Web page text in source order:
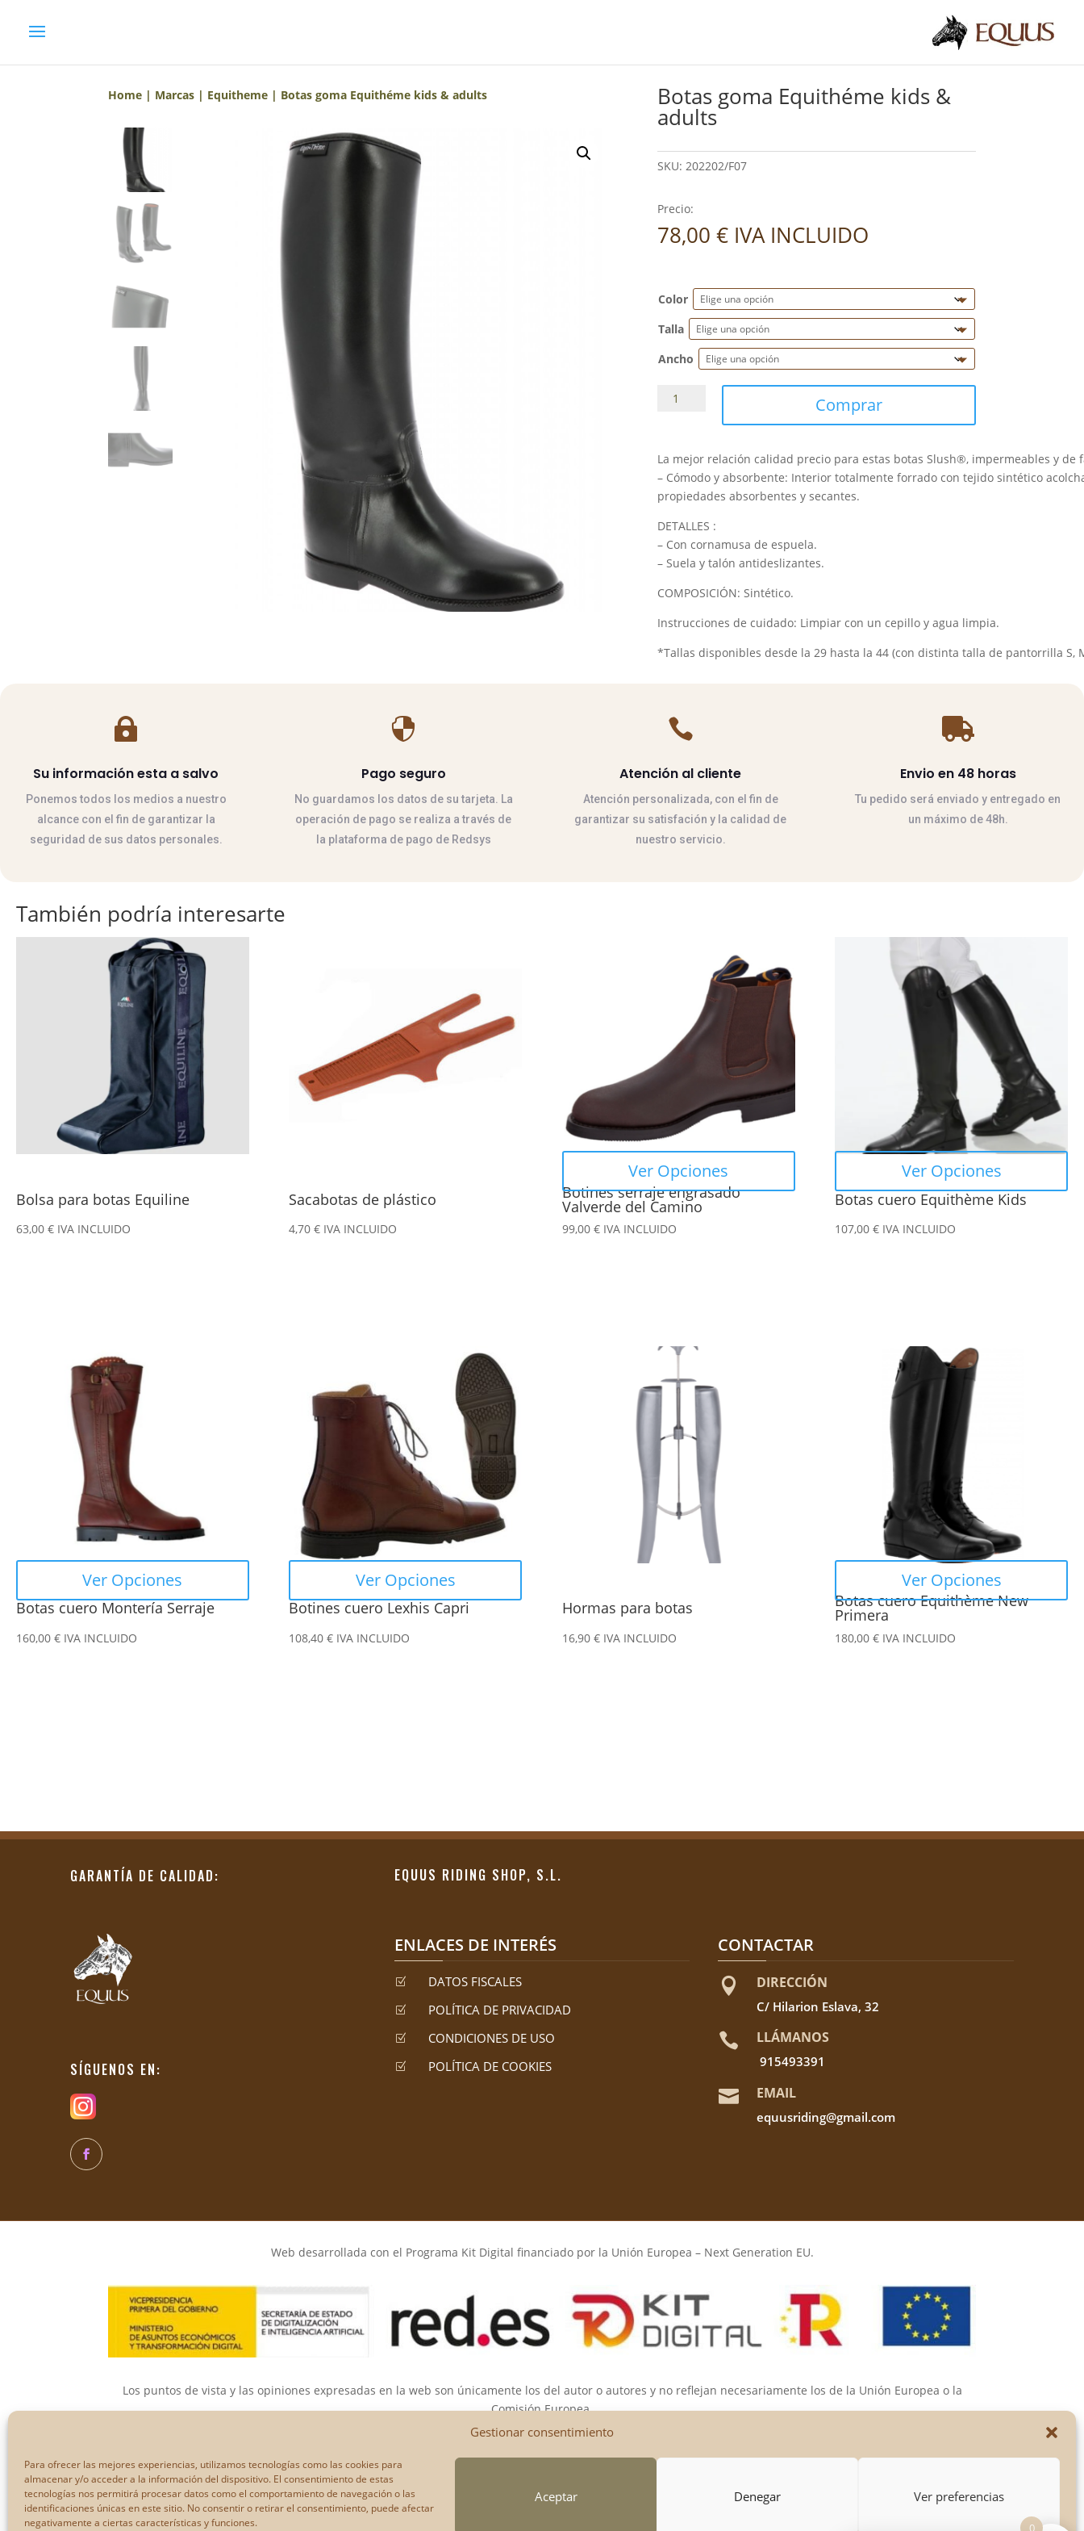
Gestionar consentimiento
Para ofrecer las mejores experiencias, utilizamos tecnologías como las cookies para
almacenar y/o acceder a la información del dispositivo. El consentimiento de estas
tecnologías nos permitirá procesar datos como el comportamiento de navegación o las
identificaciones únicas en este sitio. No consentir o retirar el consentimiento, puede afectar
negativamente a ciertas características y funciones.
Aceptar Denegar Ver preferencias
Home | Marcas | Equitheme | Botas goma Equithéme kids & adults Botas goma Equithéme kids &
adults
SKU: 202202/F07
Precio:
78,00 € IVA INCLUIDO
Color
Talla
Ancho
Botas
&
adults
cantidad
Comprar
La mejor relación calidad precio para estas botas Slush®, impermeables y de
– Cómodo y absorbente: Interior totalmente forrado con tejido sintético
propiedades absorbentes y secantes.
DETALLES :
– Con cornamusa de espuela.
– Suela y talón antideslizantes.
COMPOSICIÓN: Sintético.
Instrucciones de cuidado: Limpiar con un cepillo y agua limpia.
*Tallas disponibles desde la 29 hasta la 44 (con distinta talla de pantorrilla S,

Su información esta a salvo
Ponemos todos los medios a nuestro
alcance con el fin de garantizar la
seguridad de sus datos personales.

Pago seguro
No guardamos los datos de su tarjeta. La
operación de pago se realiza a través de
la plataforma de pago de Redsys

Atención al cliente
Atención personalizada, con el fin de
garantizar su satisfación y la calidad de
nuestro servicio.

Envio en 48 horas
Tu pedido será enviado y entregado en
un máximo de 48h.
También podría interesarte
Bolsa para botas Equiline
63,00 € IVA INCLUIDO
Sacabotas de plástico
4,70€ IVA INCLUIDO
Botines serraje engrasado
Valverde del Camino
99,00 € IVA INCLUIDO
Ver Opciones
pueden
elegir
en
página
Botas cuero Equithème Kids
107,00€ IVA INCLUIDO
Ver Opciones
en
página
Botas cuero Montería Serraje
160,00 € IVA INCLUIDO
Ver Opciones
en
página
Botines cuero Lexhis Capri
108,40€ IVA INCLUIDO
Ver Opciones
tiene
múltiples
variantes.
opciones
pueden
elegir
en
página
Hormas para botas
16,90 € IVA INCLUIDO
Botas cuero Equithème New
Primera
180,00€ IVA INCLUIDO
Ver Opciones
en
página
GARANTÍA DE CALIDAD:
SÍGUENOS EN:
EQUUS RIDING SHOP, S.L.
ENLACES DE INTERÉS
Z DATOS FISCALES
Z POLÍTICA DE PRIVACIDAD
Z CONDICIONES DE USO
Z POLÍTICA DE COOKIES
CONTACTAR
 DIRECCIÓN
C/ Hilarion Eslava, 32
 LLÁMANOS
915493391
 EMAIL
equusriding@gmail.com
Web desarrollada con el Programa Kit Digital financiado por la Unión Europea – Next Generation EU.
Los puntos de vista y las opiniones expresadas en la web son únicamente los del autor o autores y no reflejan necesariamente los de la Unión Europea o la
Comisión Europea.
Ni la Unión Europea ni la Comisión Europea pueden ser consideradas responsables de las mismas.
0